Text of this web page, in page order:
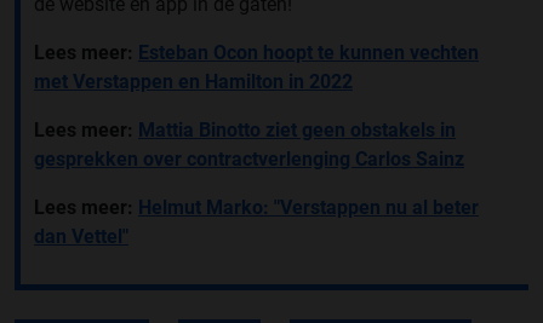
Lees meer: Esteban Ocon hoopt te kunnen vechten
met Verstappen en Hamilton in 2022
Lees meer: Mattia Binotto ziet geen obstakels in
gesprekken over contractverlenging Carlos Sainz
Lees meer: Helmut Marko: "Verstappen nu al beter
dan Vettel"